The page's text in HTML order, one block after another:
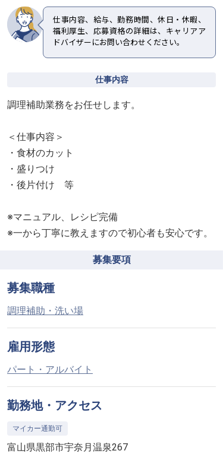
仕事内容、給与、勤務時間、休日・休暇、
福利厚生、応募資格の詳細は、キャリアア
ドバイザーにお問い合わせください。
仕事内容
調理補助業務をお任せします。
＜仕事内容＞
・食材のカット
・盛りつけ
・後片付け 等
※マニュアル、レシピ完備
※一から丁寧に教えますので初心者も安心です。
募集要項
募集職種
調理補助・洗い場
雇用形態
パート・アルバイト
勤務地・アクセス
マイカー通勤可
富山県黒部市宇奈月温泉267